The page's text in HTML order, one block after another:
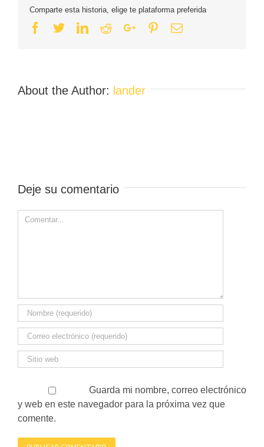
Comparte esta historia, elige te plataforma preferida
Facebook
TwitterLinkedin
RedditGoogle+Pinterest
Email
About the Author: lander
Deje su comentario
Comment
Guarda mi nombre, correo electrónico
y web en este navegador para la próxima vez que
comente.